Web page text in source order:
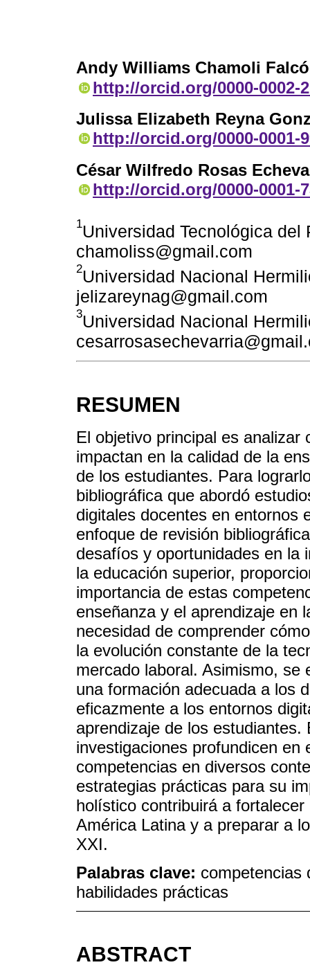
Andy Williams Chamoli
http://orcid.org/0000-0002-
Julissa Elizabeth Reyna
http://orcid.org/0000-0001-
César Wilfredo Rosas
http://orcid.org/0000-0001-
1Universidad Tecnológica
chamoliss@gmail.com
2Universidad Nacional
jelizareynag@gmail.com
3Universidad Nacional
RESUMEN
El objetivo principal es
impactan en la calidad de la
de los estudiantes. Para
bibliográfica que abordó
digitales docentes en entornos
enfoque de revisión
desafíos y oportunidades en la
la educación superior,
importancia de estas
enseñanza y el aprendizaje en
necesidad de comprender
la evolución constante de la
mercado laboral. Asimismo, se
una formación adecuada a los
eficazmente a los entornos
aprendizaje de los
investigaciones profundicen
competencias en diversos
estrategias prácticas para su
holístico contribuirá a
América Latina y a preparar a
XXI.
Palabras clave: competencias
habilidades prácticas
ABSTRACT